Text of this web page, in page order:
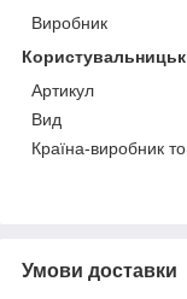
Виробник
Артикул
Вид
Країна-виробник
Умови доставки